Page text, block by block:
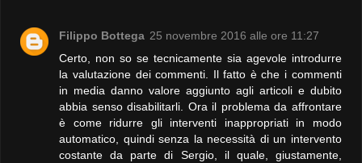
Filippo Bottega 25 novembre 2016 alle ore 11:27
Certo, non so se tecnicamente sia agevole introdurre
la valutazione dei commenti. Il fatto è che i commenti
in media danno valore aggiunto agli articoli e dubito
abbia senso disabilitarli. Ora il problema da affrontare
è come ridurre gli interventi inappropriati in modo
automatico, quindi senza la necessità di un intervento
costante da parte di Sergio, il quale, giustamente,